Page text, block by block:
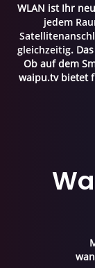
WLAN ist Ihr
jedem
gleichzeitig.
Ob auf dem
waipu.tv bietet